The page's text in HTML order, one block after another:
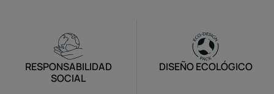
RESPONSABILIDAD
SOCIAL
DISEÑO ECOLÓGICO